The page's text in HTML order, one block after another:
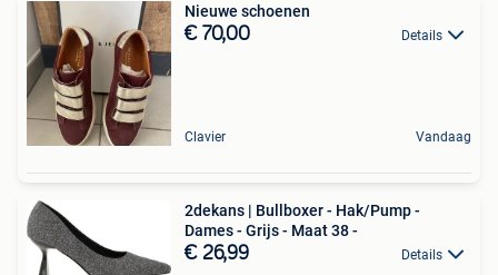
Nieuwe schoenen
€ 70,00 Details
Clavier Vandaag
2dekans | Bullboxer - Hak/Pump -
Dames - Grijs - Maat 38 -
€ 26,99 Details